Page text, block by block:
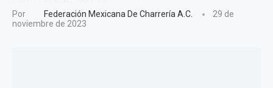
Por Federación Mexicana De Charrería A.C.
29 de
noviembre de 2023